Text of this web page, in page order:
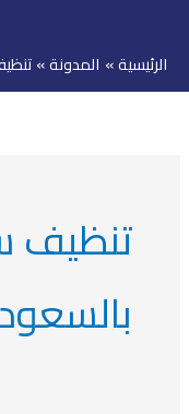
المحتوى
الرئيسية المدونة
تنظيف